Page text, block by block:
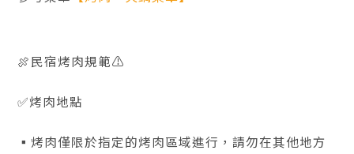
🍖民宿烤肉規範⚠️
✅烤肉地點
▪️烤肉僅限於指定的烤肉區域進行，請勿在其他地方